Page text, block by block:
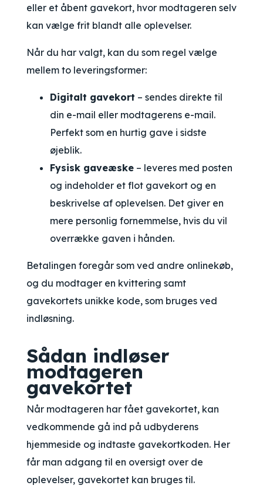
eller et åbent gavekort, hvor modtageren selv
kan vælge frit blandt alle oplevelser.
Når du har valgt, kan du som regel vælge
mellem to leveringsformer:
Digitalt gavekort – sendes direkte til
din e-mail eller modtagerens e-mail.
Perfekt som en hurtig gave i sidste
øjeblik.
Fysisk gaveæske – leveres med posten
og indeholder et flot gavekort og en
beskrivelse af oplevelsen. Det giver en
mere personlig fornemmelse, hvis du vil
overrække gaven i hånden.
Betalingen foregår som ved andre onlinekøb,
og du modtager en kvittering samt
gavekortets unikke kode, som bruges ved
indløsning.
Sådan indløser
modtageren
gavekortet
Når modtageren har fået gavekortet, kan
vedkommende gå ind på udbyderens
hjemmeside og indtaste gavekortkoden. Her
får man adgang til en oversigt over de
oplevelser, gavekortet kan bruges til.